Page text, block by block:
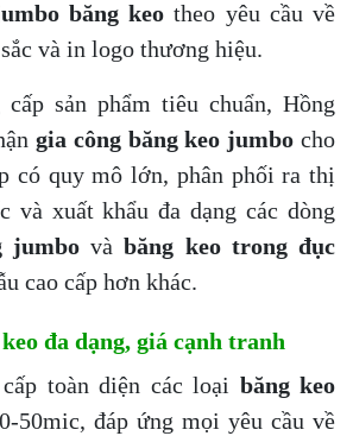
băng keo theo yêu cầu về
và in logo thương hiệu.
sản phẩm tiêu chuẩn, Hồng
gia công băng keo jumbo cho
có quy mô lớn, phân phối ra thị
và xuất khẩu đa dạng các dòng
jumbovàbăng keo trong đục
cao cấp hơn khác.
đa dạng, giá cạnh tranh
toàn diện các loại băng keo
50mic, đáp ứng mọi yêu cầu về